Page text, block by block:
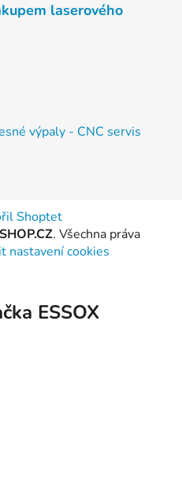
laserového
výpaly - CNC servis
Shoptet
. Všechna práva
nastavení cookies
ESSOX